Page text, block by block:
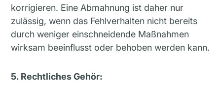
korrigieren. Eine Abmahnung ist daher nur
zulässig, wenn das Fehlverhalten nicht bereits
durch weniger einschneidende Maßnahmen
wirksam beeinflusst oder behoben werden kann.
5. Rechtliches Gehör: